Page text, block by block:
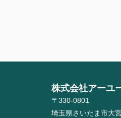
株式会社アーユ
〒330-0801
埼玉県さいたま市大